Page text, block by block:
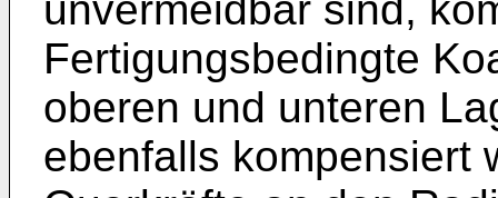
Fertigungsbedingte
oberen und unteren
ebenfalls kompensiert